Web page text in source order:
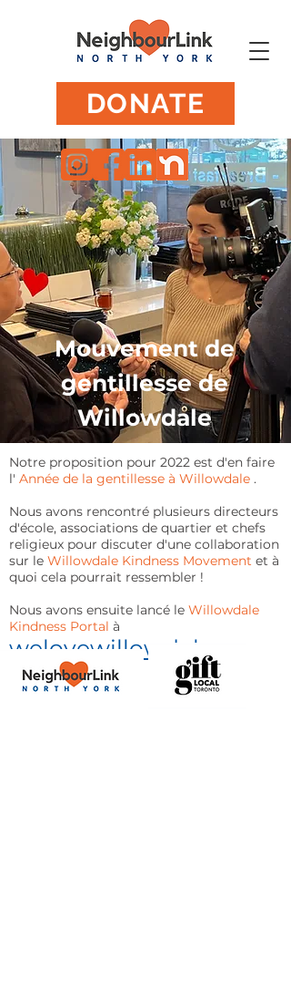
DONATE
Mouvement de
gentillesse de
Willowdale
Notre proposition pour 2022 est d'en faire
l' Année de la gentillesse à Willowdale .
Nous avons rencontré plusieurs directeurs
d'école, associations de quartier et chefs
religieux pour discuter d'une collaboration
sur le Willowdale Kindness Movement et à
quoi cela pourrait ressembler !
Nous avons ensuite lancé le Willowdale
Kindness Portal à
welovewillowdale.ca